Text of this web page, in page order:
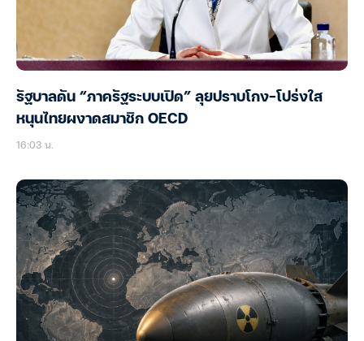
รัฐบาลดัน “ภาครัฐระบบเปิด” ลุยปราบโกง-โปร่งใส
หนุนไทยผงาดสมาชิก OECD
16:03 น.